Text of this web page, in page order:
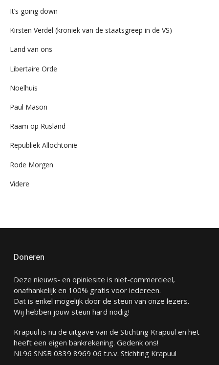
It’s going down
Kirsten Verdel (kroniek van de staatsgreep in de VS)
Land van ons
Libertaire Orde
Noelhuis
Paul Mason
Raam op Rusland
Republiek Allochtonië
Rode Morgen
Videre
Doneren
Deze nieuws- en opiniesite is niet-commercieel,
onafhankelijk en 100% gratis voor iedereen.
Dat is enkel mogelijk door de steun van onze lezers.
Wij hebben jouw steun hard nodig!
Krapuul is nu de uitgave van de Stichting Krapuul en het
heeft een eigen bankrekening. Gedenk ons!
NL96 SNSB 0339 8969 06 t.n.v. Stichting Krapuul